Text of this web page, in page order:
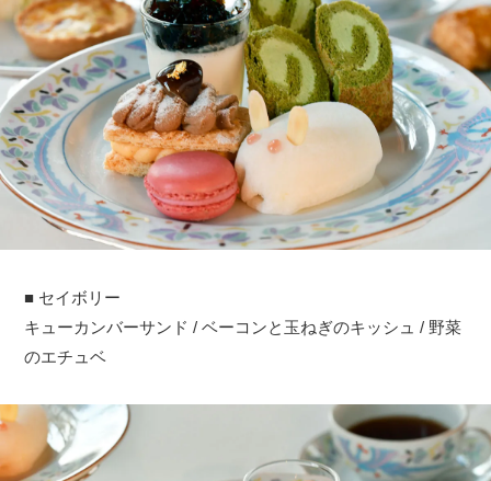
■ セイボリー
キューカンバーサンド / ベーコンと玉ねぎのキッシュ / 野菜
のエチュベ